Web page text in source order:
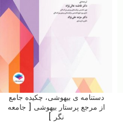
دستنامه ی بیهوشی، چکیده جامع
از مرجع پرستار بیهوشی [ جامعه
نگر ]